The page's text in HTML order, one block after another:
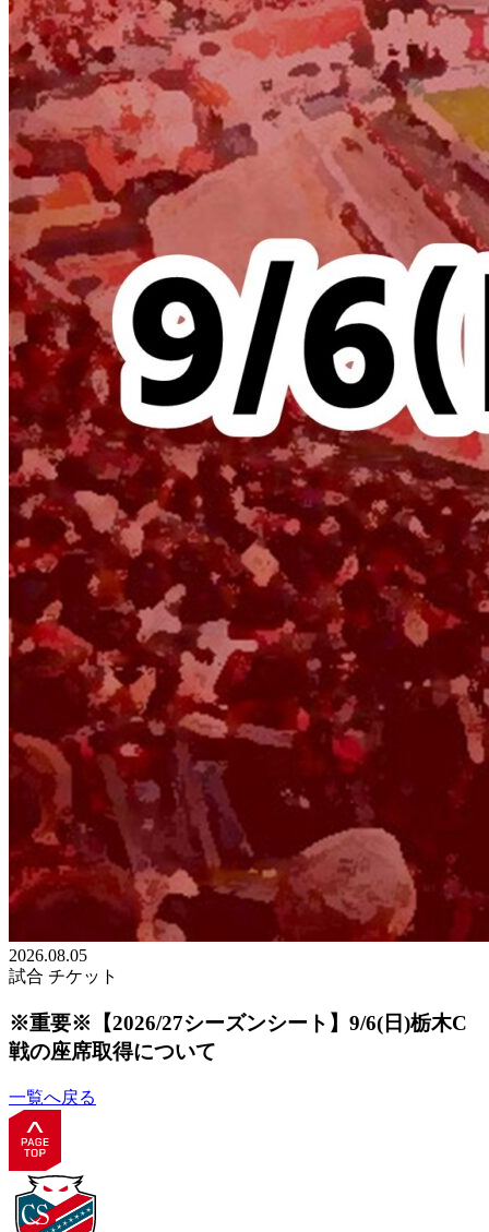
2026.08.05
試合 チケット
※重要※【2026/27シーズンシート】9/6(日)栃木C
戦の座席取得について
一覧へ戻る